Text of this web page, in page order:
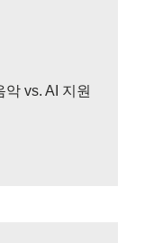
vs. AI 지원